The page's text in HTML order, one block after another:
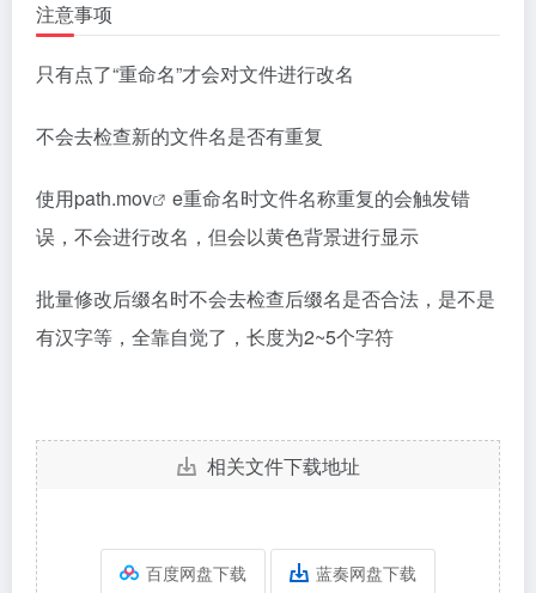
注意事项
只有点了“重命名”才会对文件进行改名
不会去检查新的文件名是否有重复
使用path.mov
e重命名时文件名称重复的会触发错
误，不会进行改名，但会以黄色背景进行显示
批量修改后缀名时不会去检查后缀名是否合法，是不是
有汉字等，全靠自觉了，长度为2~5个字符
相关文件下载地址
百度网盘下载 蓝奏网盘下载